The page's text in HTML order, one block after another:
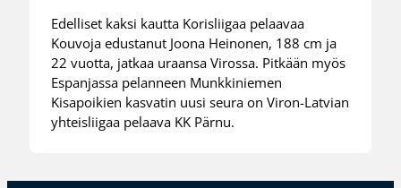
Edelliset kaksi kautta Korisliigaa pelaavaa
Kouvoja edustanut Joona Heinonen, 188 cm ja
22 vuotta, jatkaa uraansa Virossa. Pitkään myös
Espanjassa pelanneen Munkkiniemen
Kisapoikien kasvatin uusi seura on Viron-Latvian
yhteisliigaa pelaava KK Pärnu.